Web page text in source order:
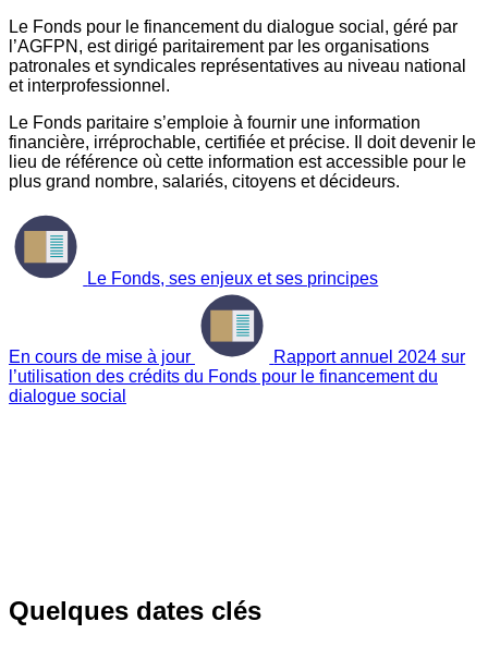
Le Fonds pour le financement du dialogue social, géré par
l’AGFPN, est dirigé paritairement par les organisations
patronales et syndicales représentatives au niveau national
et interprofessionnel.
Le Fonds paritaire s’emploie à fournir une information
financière, irréprochable, certifiée et précise. Il doit devenir le
lieu de référence où cette information est accessible pour le
plus grand nombre, salariés, citoyens et décideurs.
Le Fonds, ses enjeux et ses principes
En cours de mise à jour
Rapport annuel 2024 sur
l’utilisation des crédits du Fonds pour le financement du
dialogue social
Quelques dates clés